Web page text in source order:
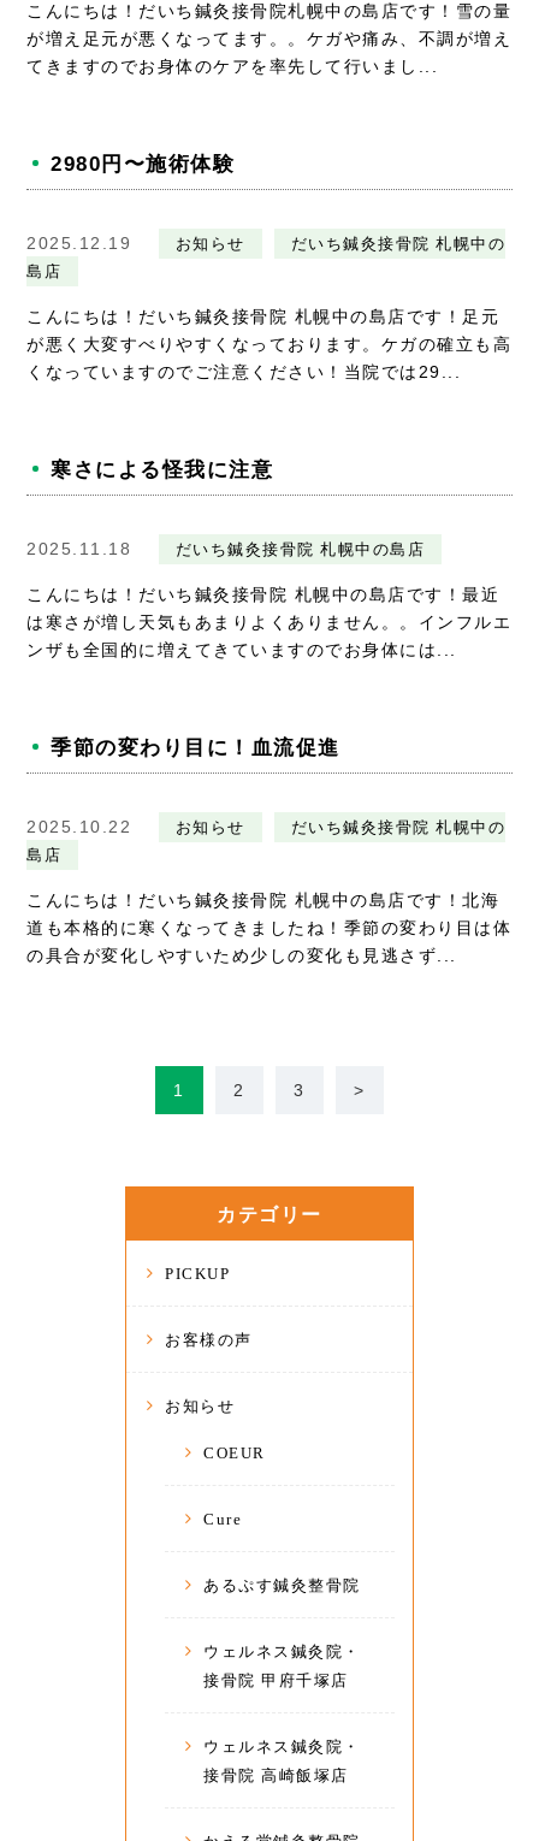
こんにちは！だいち鍼灸接骨院札幌中の島店です！雪の量
が増え足元が悪くなってます。。ケガや痛み、不調が増え
てきますのでお身体のケアを率先して行いまし...
2980円〜施術体験
2025.12.19 お知らせ
だいち鍼灸接骨院 札幌中の
島店
こんにちは！だいち鍼灸接骨院 札幌中の島店です！足元
が悪く大変すべりやすくなっております。ケガの確立も高
くなっていますのでご注意ください！当院では29...
寒さによる怪我に注意
2025.11.18 だいち鍼灸接骨院 札幌中の島店
こんにちは！だいち鍼灸接骨院 札幌中の島店です！最近
は寒さが増し天気もあまりよくありません。。インフルエ
ンザも全国的に増えてきていますのでお身体には...
季節の変わり目に！血流促進
2025.10.22 お知らせ
だいち鍼灸接骨院 札幌中の
島店
こんにちは！だいち鍼灸接骨院 札幌中の島店です！北海
道も本格的に寒くなってきましたね！季節の変わり目は体
の具合が変化しやすいため少しの変化も見逃さず...
1 2 3 >
カテゴリー
PICKUP
お客様の声
お知らせ
COEUR
Cure
あるぷす鍼灸整骨院
ウェルネス鍼灸院・
接骨院 甲府千塚店
ウェルネス鍼灸院・
接骨院 高崎飯塚店